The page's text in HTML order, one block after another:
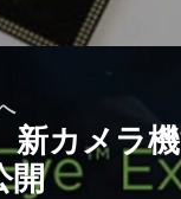
新カメラ
開